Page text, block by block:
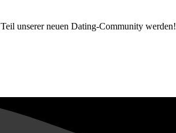
Teil unserer neuen Dating-Community werden!